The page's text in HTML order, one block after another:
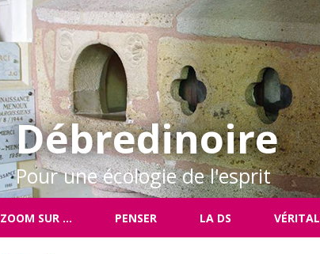
Débredinoire
Pour une écologie de l'esprit
ZOOM SUR … PENSER LA DS VÉRITAL